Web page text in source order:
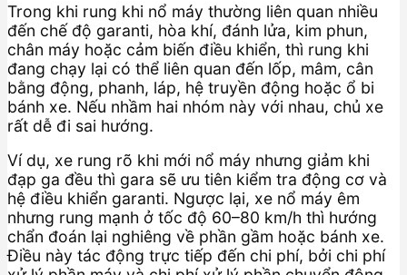
Trong khi rung khi nổ máy thường liên quan nhiều
đến chế độ garanti, hòa khí, đánh lửa, kim phun,
chân máy hoặc cảm biến điều khiển, thì rung khi
đang chạy lại có thể liên quan đến lốp, mâm, cân
bằng động, phanh, láp, hệ truyền động hoặc ổ bi
bánh xe. Nếu nhầm hai nhóm này với nhau, chủ xe
rất dễ đi sai hướng.
Ví dụ, xe rung rõ khi mới nổ máy nhưng giảm khi
đạp ga đều thì gara sẽ ưu tiên kiểm tra động cơ và
hệ điều khiển garanti. Ngược lại, xe nổ máy êm
nhưng rung mạnh ở tốc độ 60–80 km/h thì hướng
chẩn đoán lại nghiêng về phần gầm hoặc bánh xe.
Điều này tác động trực tiếp đến chi phí, bởi chi phí